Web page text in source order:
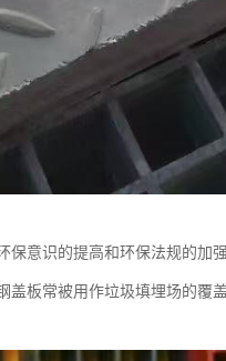
意识的提高和环保法规的加
盖板常被用作垃圾填埋场的覆